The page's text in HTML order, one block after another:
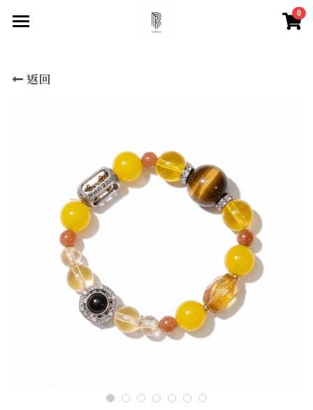
0
尋找你的祝福
【項鍊】
【手鍊款】
【眉心輪 頂輪】
【喉輪】
【心輪】
【太陽神經叢】
【海底輪】
天然水晶特性
水晶必備知識
登錄/ 註冊
搜索
官方LINE
返回
×
商品分類
所有商品分類
×
部落格分類
所有博客分類